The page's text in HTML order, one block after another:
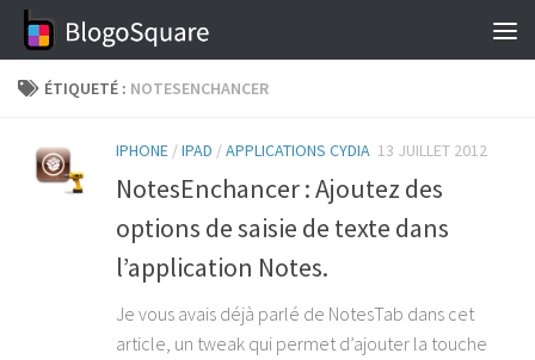
Skip to content
ÉTIQUETÉ : NOTESENCHANCER
IPHONE /IPAD /APPLICATIONS CYDIA 13 JUILLET 2012
NotesEnchancer : Ajoutez des
options de saisie de texte dans
l’application Notes.
Je vous avais déjà parlé de NotesTab dans cet
article, un tweak qui permet d’ajouter la touche